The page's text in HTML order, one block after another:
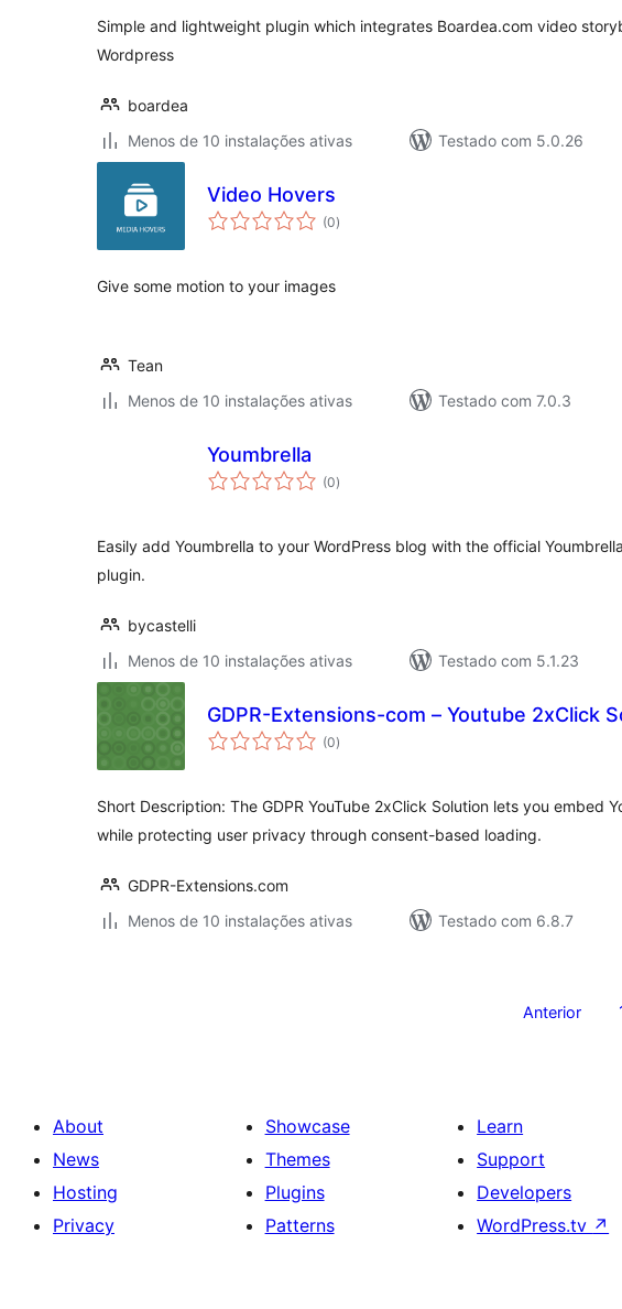
Simple and lightweight plugin which integrates Boardea.com video
Wordpress
boardea
Menos de 10 instalações ativas
Testado com 5.0.26
Video Hovers
(0avaliações
totais
)
Give some motion to your images
Tean
Menos de 10 instalações ativas
Testado com 7.0.3
Youmbrella
(0avaliações
totais
)
Easily add Youmbrella to your WordPress blog with the official
plugin.
bycastelli
Menos de 10 instalações ativas
Testado com 5.1.23
GDPR-Extensions-com – Youtube 2xClick
(0avaliações
totais
)
Short Description: The GDPR YouTube 2xClick Solution lets you embed
while protecting user privacy through consent-based loading.
GDPR-Extensions.com
Menos de 10 instalações ativas
Testado com 6.8.7
Anterior
About
News
Hosting
Privacy
Showcase
Themes
Plugins
Patterns
Learn
Support
Developers
WordPress.tv ↗